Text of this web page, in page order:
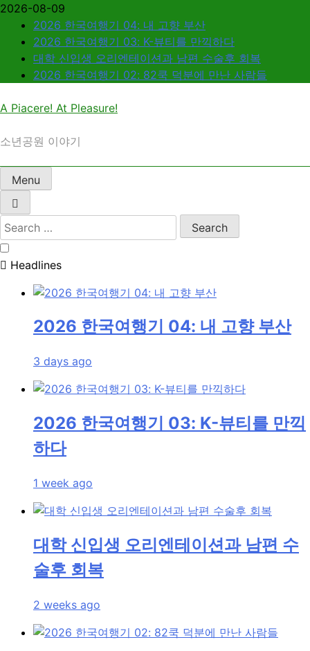
Skip
content
2026-08-09
2026 한국여행기 04: 내 고향 부산
2026 한국여행기 03: K-뷰티를 만끽하다
대학 신입생 오리엔테이션과 남편 수술후 회복
2026 한국여행기 02: 82쿡 덕분에 만난 사람들
A Piacere! At Pleasure!
소년공원 이야기
Menu
Search
for:
Headlines
2026 한국여행기 04: 내 고향 부산
3 days ago
2026 한국여행기 03: K-뷰티를 만끽
하다
1 week ago
대학 신입생 오리엔테이션과 남편 수
술후 회복
2 weeks ago